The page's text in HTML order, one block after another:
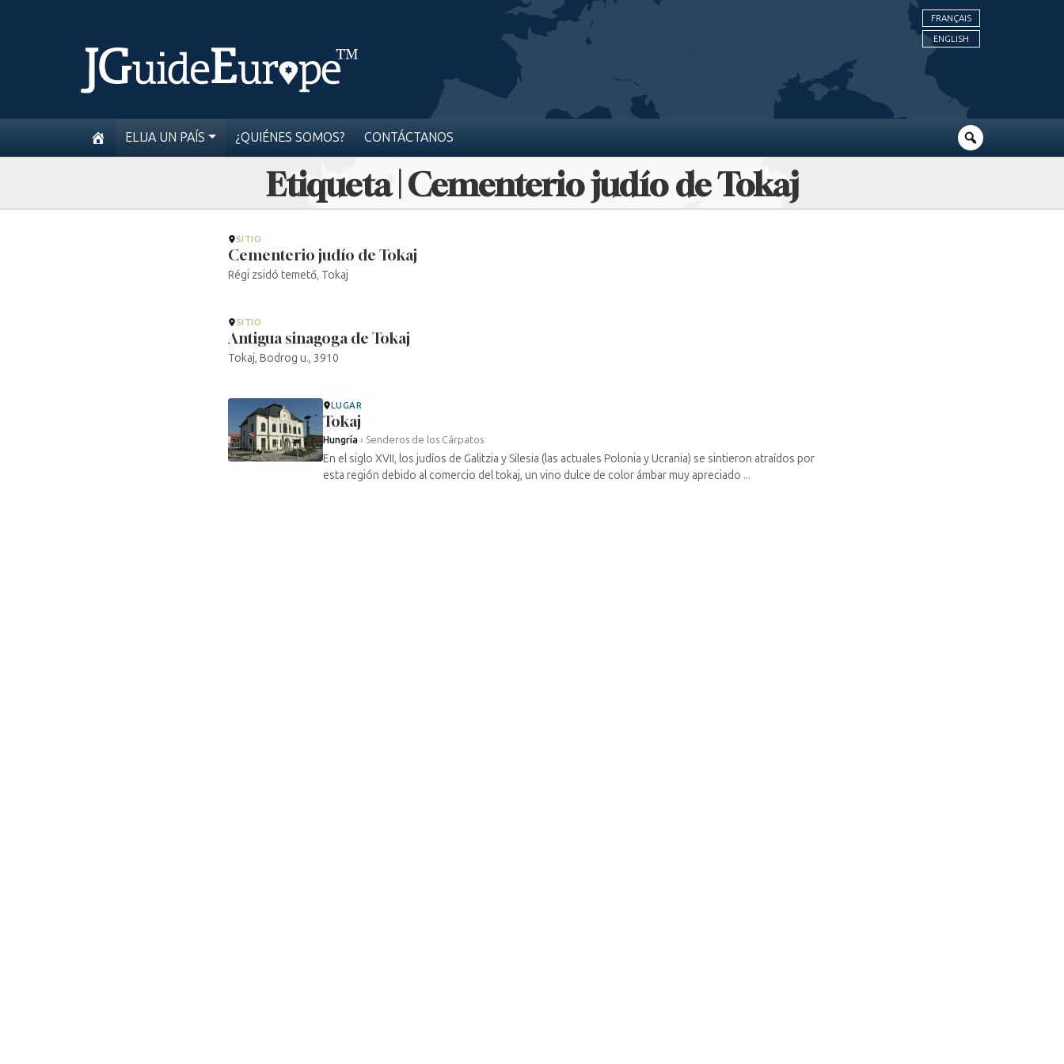
FRANÇAIS
ENGLISH
ELIJA UN PAÍS ¿QUIÉNES SOMOS? CONTÁCTANOS
Etiqueta | Cementerio judío de Tokaj
SITIO
Cementerio judío de Tokaj
Régi zsidó temető, Tokaj
SITIO
Antigua sinagoga de Tokaj
Tokaj, Bodrog u., 3910
LUGAR
Tokaj
Hungría › Senderos de los Cárpatos
En el siglo XVII, los judíos de Galitzia y Silesia (las actuales Polonia y Ucrania) se sintieron atraídos por
esta región debido al comercio del tokaj, un vino dulce de color ámbar muy apreciado ...